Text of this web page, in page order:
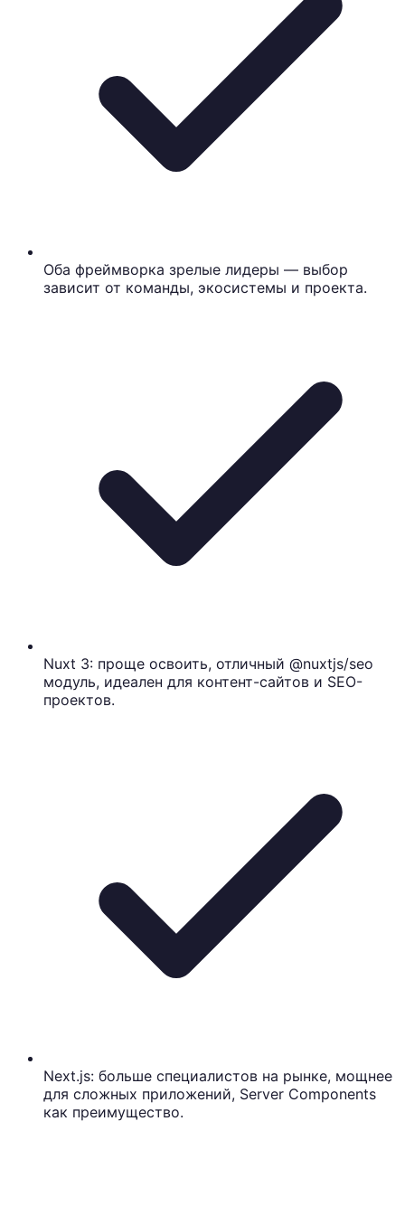
Оба фреймворка зрелые лидеры — выбор
зависит от команды, экосистемы и проекта.
Nuxt 3: проще освоить, отличный @nuxtjs/seo
модуль, идеален для контент-сайтов и SEO-
проектов.
Next.js: больше специалистов на рынке, мощнее
для сложных приложений, Server Components
как преимущество.